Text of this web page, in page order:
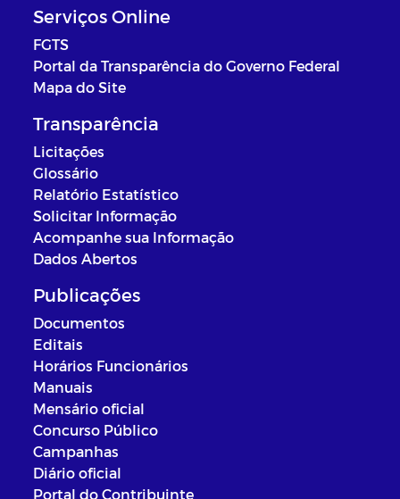
Serviços Online
FGTS
Portal da Transparência do Governo Federal
Mapa do Site
Transparência
Licitações
Glossário
Relatório Estatístico
Solicitar Informação
Acompanhe sua Informação
Dados Abertos
Publicações
Documentos
Editais
Horários Funcionários
Manuais
Mensário oficial
Concurso Público
Campanhas
Diário oficial
Portal do Contribuinte